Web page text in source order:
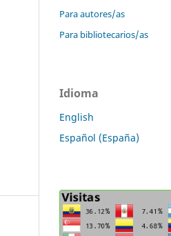
Para autores/as
Para bibliotecarios/as
Idioma
English
Español (España)